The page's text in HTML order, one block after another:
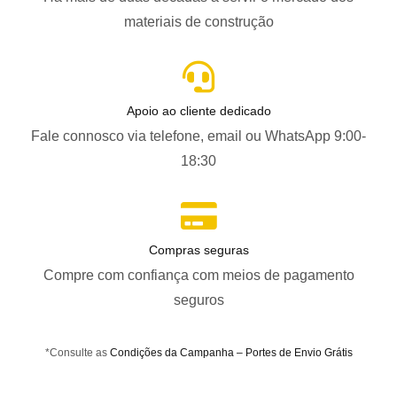
materiais de construção
Apoio ao cliente dedicado
Fale connosco via telefone, email ou WhatsApp 9:00-
18:30
Compras seguras
Compre com confiança com meios de pagamento
seguros
*Consulte as Condições da Campanha – Portes de Envio Grátis